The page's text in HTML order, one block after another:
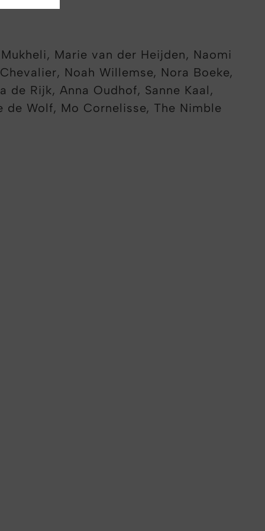
Marie van der Heijden, Naomi
Noah Willemse, Nora Boeke,
de Rijk, Anna Oudhof, Sanne Kaal,
de Wolf, Mo Cornelisse, The Nimble